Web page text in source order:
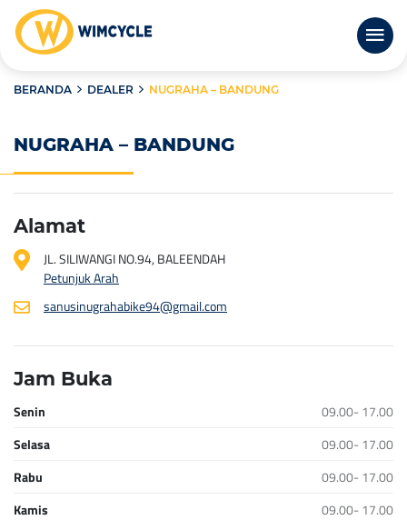
BERANDA DEALER NUGRAHA – BANDUNG
NUGRAHA – BANDUNG
Alamat
JL. SILIWANGI NO.94, BALEENDAH
Petunjuk Arah
sanusinugrahabike94@gmail.com
Jam Buka
Senin
09.00- 17.00
Selasa
09.00- 17.00
Rabu
09.00- 17.00
Kamis
09.00- 17.00